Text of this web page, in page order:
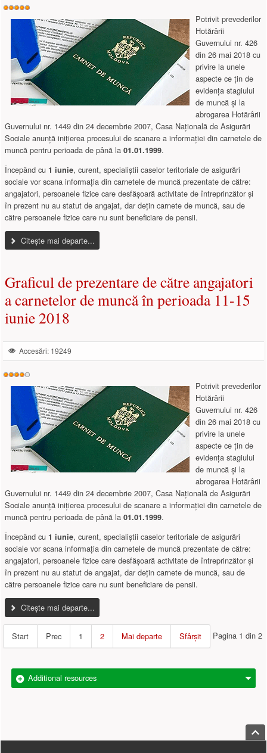
Evaluare
utilizator:5/5
Potrivit prevederilor
Hotărârii
Guvernului nr. 426
din 26 mai 2018 cu
privire la unele
aspecte ce ţin de
evidenţa stagiului
de muncă şi la
abrogarea Hotărârii
Guvernului nr. 1449 din 24 decembrie 2007, Casa Naţională de Asigurări
Sociale anunţă iniţierea procesului de scanare a informaţiei din carnetele de
muncă pentru perioada de până la01.01.1999.
Începând cu1 iunie, curent, specialiștii caselor teritoriale de asigurări
sociale vor scana informația din carnetele de muncă prezentate de către:
angajatori, persoanele fizice care desfășoară activitate de întreprinzător şi
în prezent nu au statut de angajat, dar dețin carnete de muncă, sau de
către persoanele fizice care nu sunt beneficiare de pensii.
Citește mai departe...
Graficul de prezentare de către angajatori
a carnetelor de muncă în perioada 11-15
iunie 2018
Accesări: 19249
Evaluare
utilizator:4/5
Potrivit prevederilor
Hotărârii
Guvernului nr. 426
din 26 mai 2018 cu
privire la unele
aspecte ce ţin de
evidenţa stagiului
de muncă şi la
abrogarea Hotărârii
Guvernului nr. 1449 din 24 decembrie 2007, Casa Naţională de Asigurări
Sociale anunţă iniţierea procesului de scanare a informaţiei din carnetele de
muncă pentru perioada de până la01.01.1999.
Începând cu1 iunie, curent, specialiștii caselor teritoriale de asigurări
sociale vor scana informația din carnetele de muncă prezentate de către:
angajatori, persoanele fizice care desfășoară activitate de întreprinzător şi
în prezent nu au statut de angajat, dar dețin carnete de muncă, sau de
către persoanele fizice care nu sunt beneficiare de pensii.
Citește mai departe...
Pagina 1 din 2
Start Prec 1 2 Mai departe Sfârșit
Additional resources